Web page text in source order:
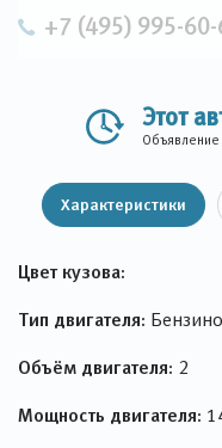
+7 (495) 995-
Этот
Объявление
Характеристики
Цвет кузова:
Тип двигателя:
Объём двигателя: 2
Мощность двигателя: